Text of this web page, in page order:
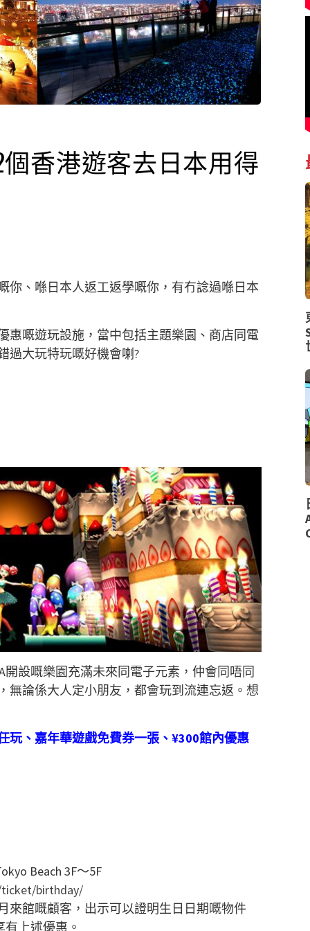
個香港遊客去日本用得
你、喺日本人返工返學嘅你，有冇諗過喺日本
惠嘅遊玩設施，當中包括主題樂園、商店同電
過大玩特玩嘅好機會喇?
開設嘅樂園充滿未來同電子元素，仲會同唔同
無論係大人定小朋友，都會玩到流連忘返。想
玩、嘉年華遊戲免費券一張、¥300館內優惠
Beach 3F～5F
birthday/
來館嘅顧客，出示可以證明生日日期嘅物件
上述優惠。